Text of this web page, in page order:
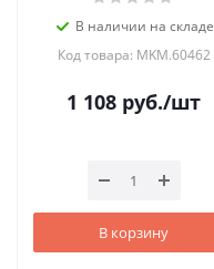
В наличии на складе
Код товара: MKM.60462
1 108 руб./шт
В корзину